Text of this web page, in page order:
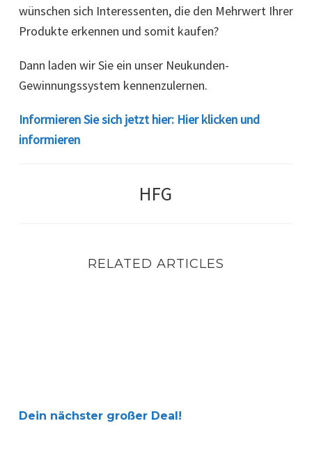
wünschen sich Interessenten, die den Mehrwert Ihrer
Produkte erkennen und somit kaufen?
Dann laden wir Sie ein unser Neukunden-
Gewinnungssystem kennenzulernen.
Informieren Sie sich jetzt hier: Hier klicken und
informieren
HFG
RELATED ARTICLES
Dein nächster großer Deal!